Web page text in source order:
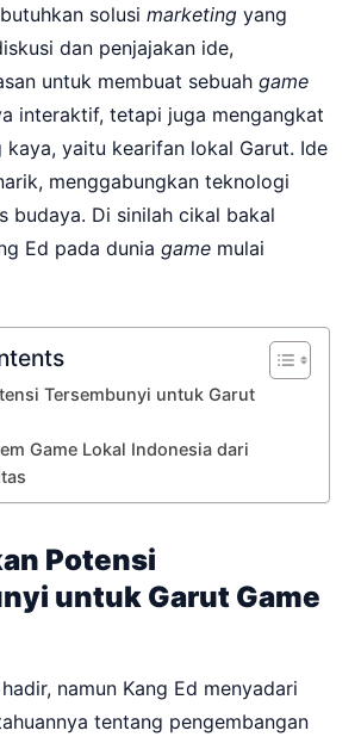
solusi marketing yang
dan penjajakan ide,
untuk membuat sebuah game
interaktif, tetapi juga mengangkat
yaitu kearifan lokal Garut. Ide
menggabungkan teknologi
budaya. Di sinilah cikal bakal
Ed pada dunia game mulai
Tersembunyi untuk Garut
Game Lokal Indonesia dari
Potensi
untuk Garut Game
namun Kang Ed menyadari
tentang pengembangan